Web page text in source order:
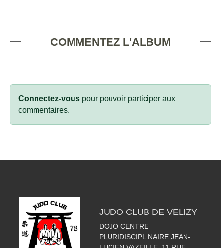
COMMENTEZ L'ALBUM
Connectez-vous pour pouvoir participer aux
commentaires.
JUDO CLUB DE VELIZY
DOJO CENTRE
PLURIDISCIPLINAIRE JEAN-